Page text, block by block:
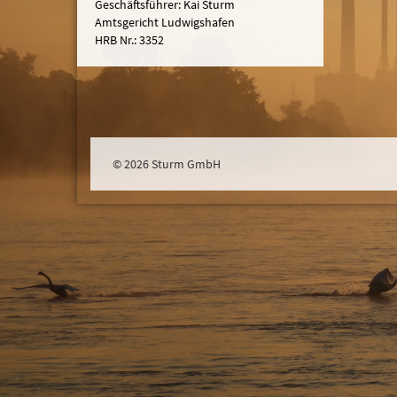
Geschäftsführer: Kai Sturm
Amtsgericht Ludwigshafen
HRB Nr.: 3352
© 2026 Sturm GmbH